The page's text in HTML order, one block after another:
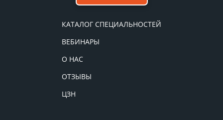
КАТАЛОГ СПЕЦИАЛЬНОСТЕЙ
ВЕБИНАРЫ
О НАС
ОТЗЫВЫ
ЦЗН